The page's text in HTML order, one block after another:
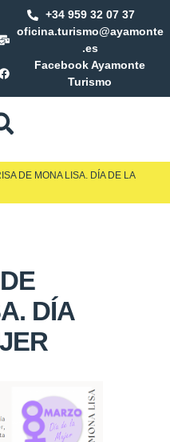
+34 959 32 07 37
oficina.turismo@ayamonte
.es
Facebook Ayamonte
Turismo
DE MONA LISA. DÍA DE LA
DÍA